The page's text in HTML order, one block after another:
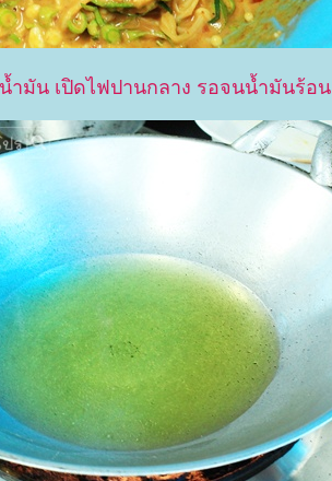
ำมัน เปิดไฟปานกลาง รอจนน้ำมันร้อน